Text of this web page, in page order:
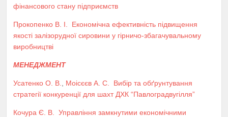
фінансового стану підприємств
Прокопенко В. І.
Економічна ефективність підвищення
якості залізорудної сировини у гірничо-збагачувальному
виробництві
МЕНЕДЖМЕНТ
Усатенко О. В. Моісєєв А. С.
Вибір та обґрунтування
стратегії конкуренції для шахт ДХК “Павлоградвугілля”
Кочура Є. В. Управління замкнутими економічними